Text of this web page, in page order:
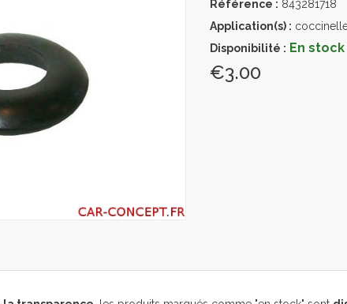
Référence : 843281718
Application(s) :
Disponibilité : En stock
€3.00